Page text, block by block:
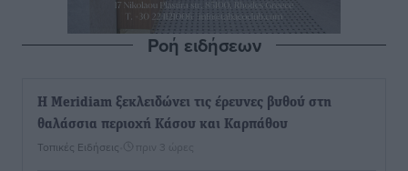
Ροή ειδήσεων
Η Meridiam ξεκλειδώνει τις έρευνες βυθού στη
θαλάσσια περιοχή Κάσου και Καρπάθου
Τοπικές Ειδήσεις πριν 3 ώρες